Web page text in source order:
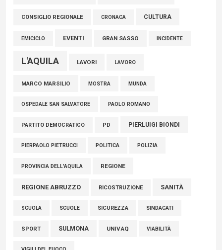
CONSIGLIO REGIONALE CRONACA CULTURA
EMICICLO EVENTI GRAN SASSO INCIDENTE
L'AQUILA LAVORI LAVORO
MARCO MARSILIO MOSTRA MUNDA
OSPEDALE SAN SALVATORE PAOLO ROMANO
PARTITO DEMOCRATICO PD PIERLUIGI BIONDI
PIERPAOLO PIETRUCCI POLITICA POLIZIA
PROVINCIA DELL'AQUILA REGIONE
REGIONE ABRUZZO RICOSTRUZIONE SANITÀ
SCUOLA SCUOLE SICUREZZA SINDACATI
SPORT SULMONA UNIVAQ VIABILITÀ